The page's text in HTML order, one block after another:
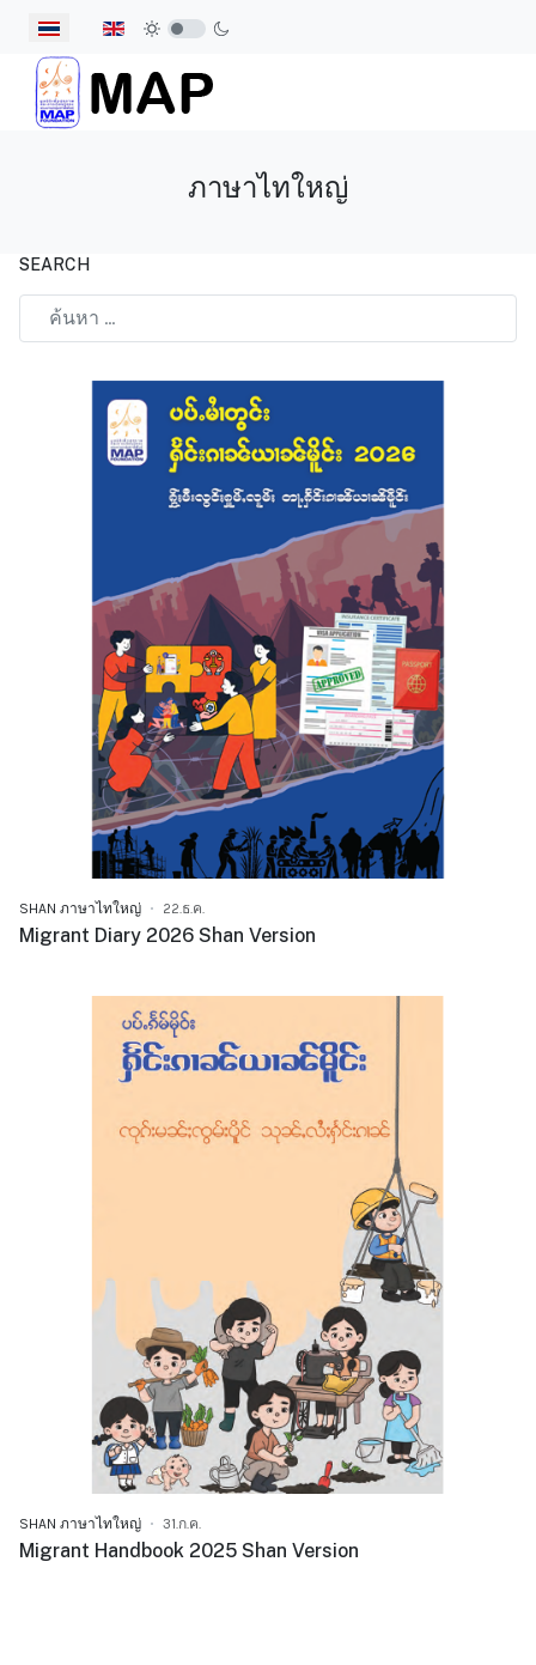
เลือกภาษาของคุณ
ภาษาไทใหญ่
SEARCH
SHAN ภาษาไทใหญ่ 22.ธ.ค.
Migrant Diary 2026 Shan Version
SHAN ภาษาไทใหญ่ 31.ก.ค.
Migrant Handbook 2025 Shan Version